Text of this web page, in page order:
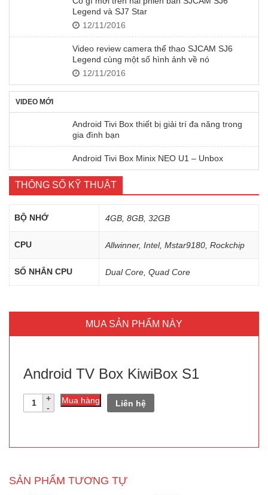
Legend và SJ7 Star
12/11/2016
Video review camera thể thao SJCAM SJ6
Legend cùng một số hình ảnh về nó
12/11/2016
VIDEO MỚI
Android Tivi Box thiết bị giải trí đa năng trong
gia đình bạn
Android Tivi Box Minix NEO U1 – Unbox
THÔNG SỐ KỸ THUẬT
BỘ NHỚ 4GB, 8GB, 32GB
CPU Allwinner, Intel, Mstar9180, Rockchip
SỐ NHÂN CPU Dual Core, Quad Core
MUA SẢN PHẨM NÀY
Android TV Box KiwiBox S1
Android
Mua hàng Liên hệ
SẢN PHẨM TƯƠNG TỰ